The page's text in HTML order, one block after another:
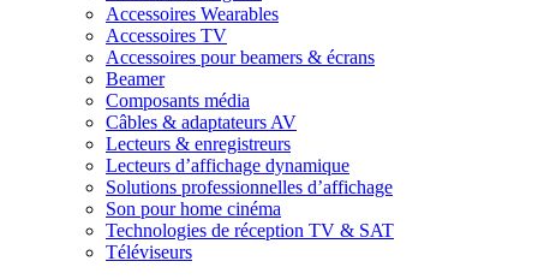
Accessoires Wearables
Accessoires TV
Accessoires pour beamers & écrans
Beamer
Composants média
Câbles & adaptateurs AV
Lecteurs & enregistreurs
Lecteurs d’affichage dynamique
Solutions professionnelles d’affichage
Son pour home cinéma
Technologies de réception TV & SAT
Téléviseurs